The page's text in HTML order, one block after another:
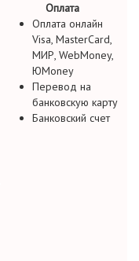
Оплата
Оплата онлайн
Visa, MasterCard,
МИР, WebMoney,
ЮMoney
Перевод на
банковскую карту
Банковский счет